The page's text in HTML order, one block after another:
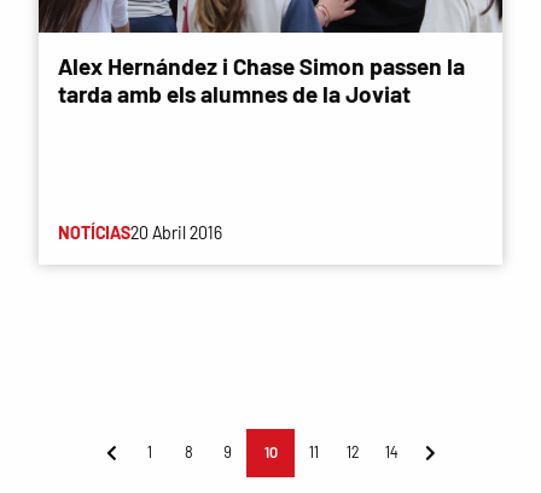
Alex Hernández i Chase Simon passen la
tarda amb els alumnes de la Joviat
NOTÍCIAS20 Abril 2016
1 8 9 10 11 12 14